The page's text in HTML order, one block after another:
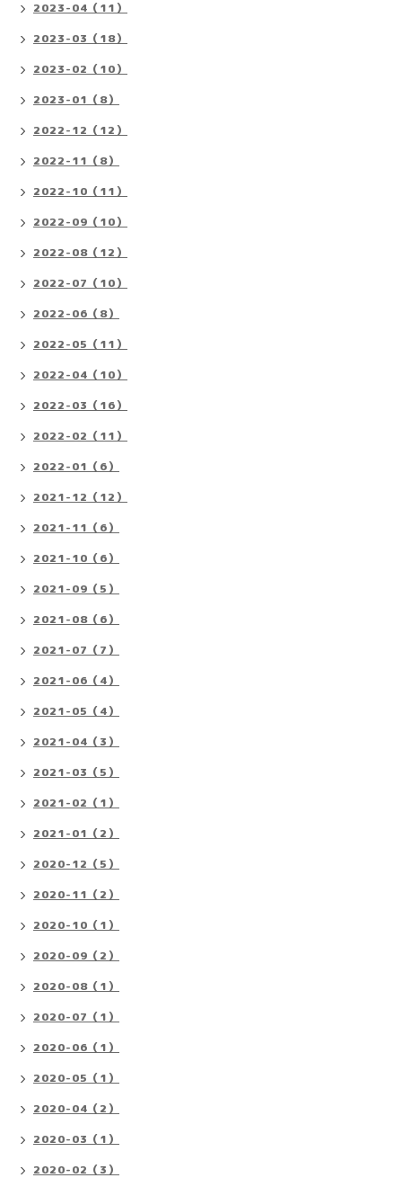
2023-04（11）
2023-03（18）
2023-02（10）
2023-01（8）
2022-12（12）
2022-11（8）
2022-10（11）
2022-09（10）
2022-08（12）
2022-07（10）
2022-06（8）
2022-05（11）
2022-04（10）
2022-03（16）
2022-02（11）
2022-01（6）
2021-12（12）
2021-11（6）
2021-10（6）
2021-09（5）
2021-08（6）
2021-07（7）
2021-06（4）
2021-05（4）
2021-04（3）
2021-03（5）
2021-02（1）
2021-01（2）
2020-12（5）
2020-11（2）
2020-10（1）
2020-09（2）
2020-08（1）
2020-07（1）
2020-06（1）
2020-05（1）
2020-04（2）
2020-03（1）
2020-02（3）